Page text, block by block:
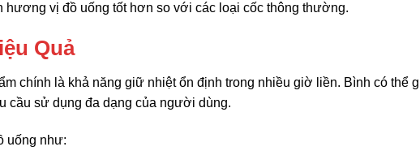
hương vị đồ uống tốt hơn so với các loại cốc thông thường.
Quả
chính là khả năng giữ nhiệt ổn định trong nhiều giờ liền. Bình có thể
cầu sử dụng đa dạng của người dùng.
uống như: